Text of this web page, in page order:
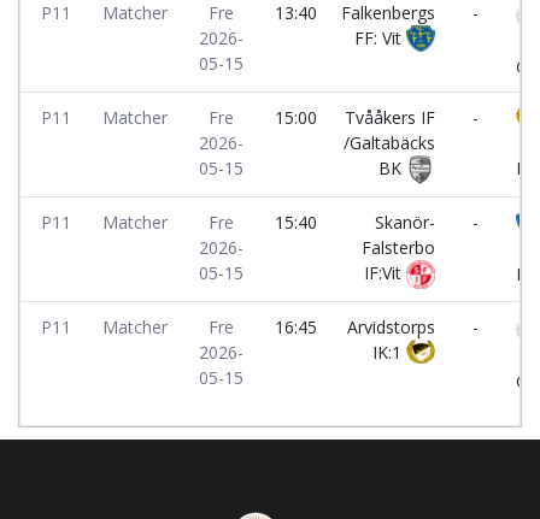
P11 Matcher
Fre
2026-
05-15
13:40
Falkenbergs
FF: Vit
-
P11 Matcher
Fre
2026-
05-15
15:00
Tvååkers IF
/Galtabäcks
BK
-
P11 Matcher
Fre
2026-
05-15
15:40
Skanör-
Falsterbo
IF:Vit
-
P11 Matcher
Fre
2026-
05-15
16:45
Arvidstorps
IK:1
-